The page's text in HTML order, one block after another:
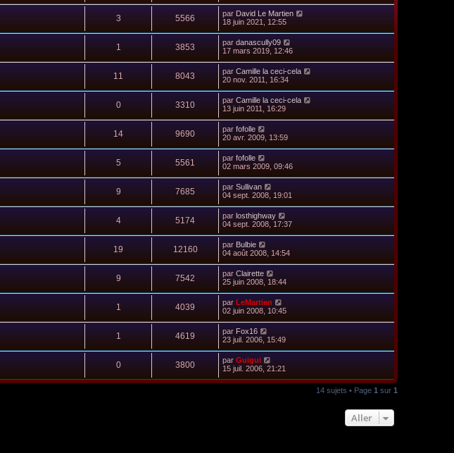
3 5566 par David Le Martien
18 juin 2021, 12:55
1 3853 par danascully09
17 mars 2019, 12:46
11 8043 par Camille la ceci-cela
20 nov. 2011, 16:34
0 3310 par Camille la ceci-cela
13 juin 2011, 16:29
14 9690 par fofolle
20 avr. 2009, 13:59
5 5561 par fofolle
02 mars 2009, 09:46
9 7685 par Sullivan
04 sept. 2008, 19:01
4 5174 par losthighway
04 sept. 2008, 17:37
19 12160 par Bulbie
04 août 2008, 14:54
9 7542 par Clairette
25 juin 2008, 18:44
1 4039 par LeMartien
02 juin 2008, 10:45
1 4619 par Fox16
23 juil. 2006, 15:49
0 3800 par Guigui
15 juil. 2006, 21:21
14 sujets • Page 1 sur 1
Aller